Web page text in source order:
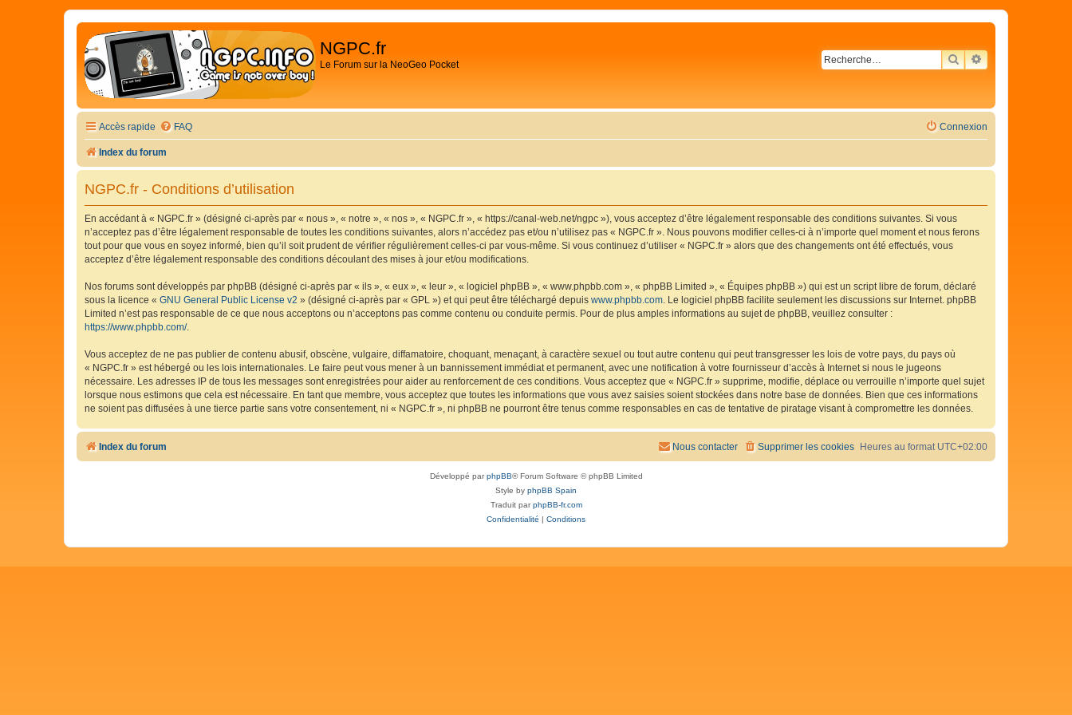
NGPC.fr
Le Forum sur la NeoGeo Pocket RECHERCHER
RECHERCHE
Accès rapide FAQ Connexion
Index du forum
NGPC.fr - Conditions d’utilisation
En accédant à « NGPC.fr » (désigné ci-après par « nous », « notre », « nos », « NGPC.fr », « https://canal-web.net/ngpc »), vous acceptez d’être légalement responsable des conditions suivantes. Si vous
n’acceptez pas d’être légalement responsable de toutes les conditions suivantes, alors n’accédez pas et/ou n’utilisez pas « NGPC.fr ». Nous pouvons modifier celles-ci à n’importe quel moment et nous ferons
tout pour que vous en soyez informé, bien qu’il soit prudent de vérifier régulièrement celles-ci par vous-même. Si vous continuez d’utiliser « NGPC.fr » alors que des changements ont été effectués, vous
acceptez d’être légalement responsable des conditions découlant des mises à jour et/ou modifications.
Nos forums sont développés par phpBB (désigné ci-après par « ils », « eux », « leur », « logiciel phpBB », « www.phpbb.com », « phpBB Limited », « Équipes phpBB ») qui est un script libre de forum, déclaré
sous la licence « GNU General Public License v2 » (désigné ci-après par « GPL ») et qui peut être téléchargé depuis www.phpbb.com. Le logiciel phpBB facilite seulement les discussions sur Internet. phpBB
Limited n’est pas responsable de ce que nous acceptons ou n’acceptons pas comme contenu ou conduite permis. Pour de plus amples informations au sujet de phpBB, veuillez consulter :
https://www.phpbb.com/.
Vous acceptez de ne pas publier de contenu abusif, obscène, vulgaire, diffamatoire, choquant, menaçant, à caractère sexuel ou tout autre contenu qui peut transgresser les lois de votre pays, du pays où
« NGPC.fr » est hébergé ou les lois internationales. Le faire peut vous mener à un bannissement immédiat et permanent, avec une notification à votre fournisseur d’accès à Internet si nous le jugeons
nécessaire. Les adresses IP de tous les messages sont enregistrées pour aider au renforcement de ces conditions. Vous acceptez que « NGPC.fr » supprime, modifie, déplace ou verrouille n’importe quel sujet
lorsque nous estimons que cela est nécessaire. En tant que membre, vous acceptez que toutes les informations que vous avez saisies soient stockées dans notre base de données. Bien que ces informations
ne soient pas diffusées à une tierce partie sans votre consentement, ni « NGPC.fr », ni phpBB ne pourront être tenus comme responsables en cas de tentative de piratage visant à compromettre les données.
Index du forum Heures au format UTC+02:00
Supprimer les cookies
Nous contacter
Développé parphpBB® Forum Software © phpBB Limited
Style by phpBB Spain
Traduit parphpBB-fr.com
Confidentialité
Conditions